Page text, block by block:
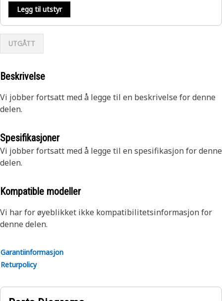
Legg til utstyr
UTGÅTT
Beskrivelse
Vi jobber fortsatt med å legge til en beskrivelse for denne
delen.
Spesifikasjoner
Vi jobber fortsatt med å legge til en spesifikasjon for denne
delen.
Kompatible modeller
Vi har for øyeblikket ikke kompatibilitetsinformasjon for
denne delen.
Garantiinformasjon
Returpolicy